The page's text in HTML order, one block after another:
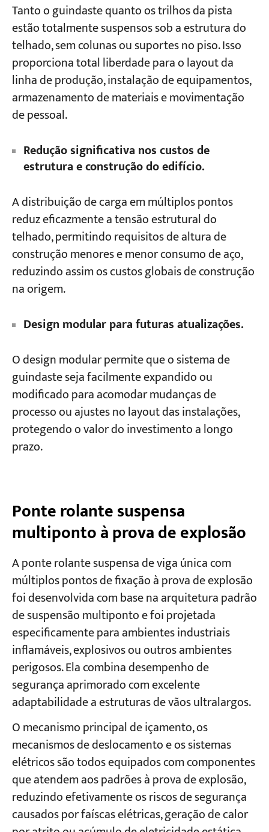
Tanto o guindaste quanto os trilhos da pista
estão totalmente suspensos sob a estrutura do
telhado, sem colunas ou suportes no piso. Isso
proporciona total liberdade para o layout da
linha de produção, instalação de equipamentos,
armazenamento de materiais e movimentação
de pessoal.
Redução significativa nos custos de
estrutura e construção do edifício.
A distribuição de carga em múltiplos pontos
reduz eficazmente a tensão estrutural do
telhado, permitindo requisitos de altura de
construção menores e menor consumo de aço,
reduzindo assim os custos globais de construção
na origem.
Design modular para futuras atualizações.
O design modular permite que o sistema de
guindaste seja facilmente expandido ou
modificado para acomodar mudanças de
processo ou ajustes no layout das instalações,
protegendo o valor do investimento a longo
prazo.
Ponte rolante suspensa
multiponto à prova de explosão
A ponte rolante suspensa de viga única com
múltiplos pontos de fixação à prova de explosão
foi desenvolvida com base na arquitetura padrão
de suspensão multiponto e foi projetada
especificamente para ambientes industriais
inflamáveis, explosivos ou outros ambientes
perigosos. Ela combina desempenho de
segurança aprimorado com excelente
adaptabilidade a estruturas de vãos ultralargos.
O mecanismo principal de içamento, os
mecanismos de deslocamento e os sistemas
elétricos são todos equipados com componentes
que atendem aos padrões à prova de explosão,
reduzindo efetivamente os riscos de segurança
causados por faíscas elétricas, geração de calor